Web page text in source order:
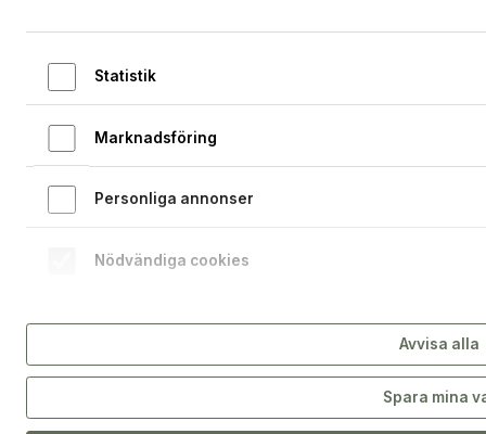
Hoppa till innehållet
Statistik
Marknadsföring
Personliga annonser
Nödvändiga cookies
Avvisa alla
Spara mina